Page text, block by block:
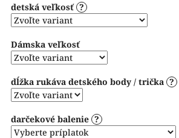
5
hviezdičiek.
detská veľkosť ?
Dámska veľkosť
dĺžka rukáva detského body / trička ?
darčekové balenie ?